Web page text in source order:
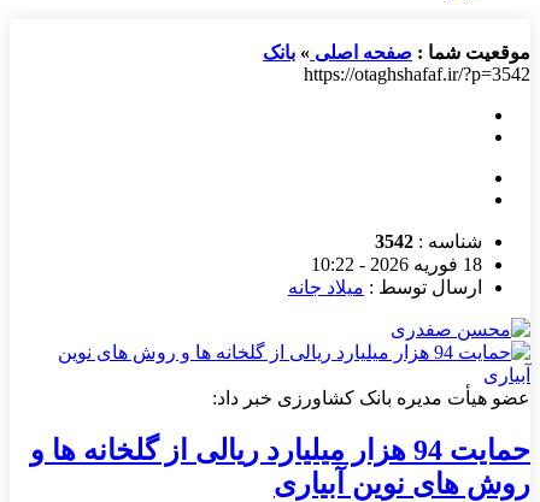
موقعیت شما : صفحه اصلی » بانک
https://otaghshafaf.ir/?p=3542
شناسه : 3542
18 فوریه 2026 - 10:22
ارسال توسط : میلاد جانه
عضو هیأت مدیره بانک کشاورزی خبر داد:
حمایت 94 هزار میلیارد ریالی از گلخانه ها و
روش های نوین آبیاری